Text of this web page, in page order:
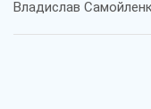
Владислав